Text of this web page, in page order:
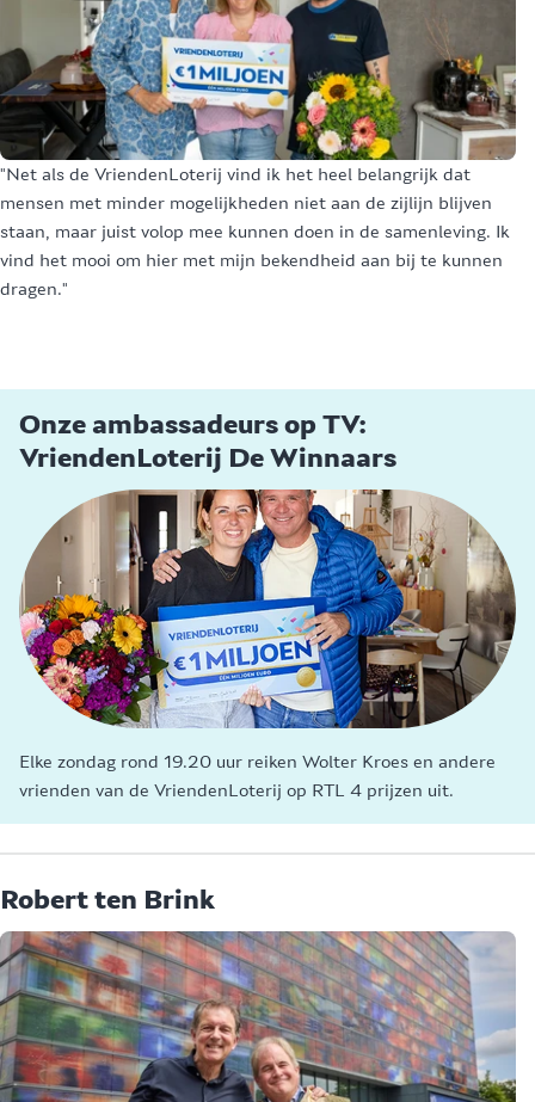
"Net als de VriendenLoterij vind ik het heel belangrijk dat
mensen met minder mogelijkheden niet aan de zijlijn blijven
staan, maar juist volop mee kunnen doen in de samenleving. Ik
vind het mooi om hier met mijn bekendheid aan bij te kunnen
dragen."
Onze ambassadeurs op TV:
VriendenLoterij De Winnaars
Elke zondag rond 19.20 uur reiken Wolter Kroes en andere
vrienden van de VriendenLoterij op RTL 4 prijzen uit.
Robert ten Brink